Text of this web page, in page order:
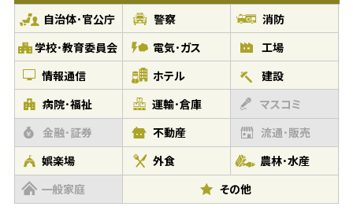
自治体･官公庁 警察
消防
学校･教育委員会
電気･ガス
工場
情報通信
ホテル
建設
病院･福祉
運輸･倉庫
マスコミ
金融･証券
不動産
流通･販売
娯楽場
外食
農林･水産
一般家庭
その他